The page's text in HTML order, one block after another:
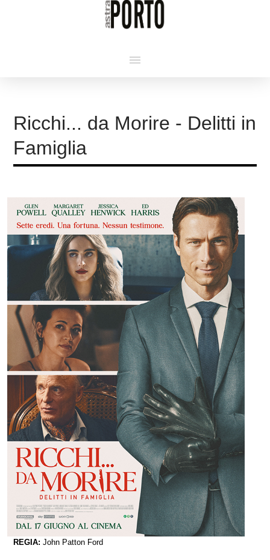
Ricchi... da Morire - Delitti in
Famiglia
REGIA:John Patton Ford